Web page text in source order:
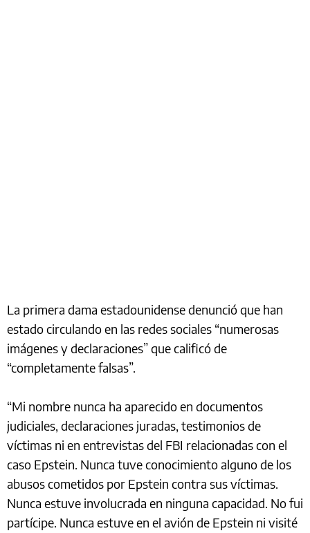
La primera dama estadounidense denunció que han
estado circulando en las redes sociales “numerosas
imágenes y declaraciones” que calificó de
“completamente falsas”.
“Mi nombre nunca ha aparecido en documentos
judiciales, declaraciones juradas, testimonios de
víctimas ni en entrevistas del FBI relacionadas con el
caso Epstein. Nunca tuve conocimiento alguno de los
abusos cometidos por Epstein contra sus víctimas.
Nunca estuve involucrada en ninguna capacidad. No fui
partícipe. Nunca estuve en el avión de Epstein ni visité